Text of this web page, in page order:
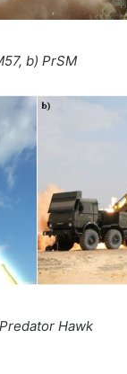
b) PrSM
Hawk